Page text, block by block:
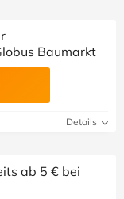
Baumarkt
Details
ab 5 € bei